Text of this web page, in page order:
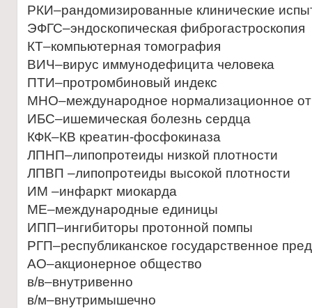
РКИ–рандомизированные клинические
ЭФГС–эндоскопическая фиброгастроскопия
КТ–компьютерная томография
ВИЧ–вирус иммунодефицита человека
ПТИ–протромбиновый индекс
МНО–международное нормализационное
ИБС–ишемическая болезнь сердца
КФК–КВ креатин-фосфокиназа
ЛПНП–липопротеиды низкой плотности
ЛПВП –липопротеиды высокой плотности
ИМ –инфаркт миокарда
МЕ–международные единицы
ИПП–ингибиторы протонной помпы
РГП–республиканское государственное
АО–акционерное общество
в/в–внутривенно
в/м–внутримышечно